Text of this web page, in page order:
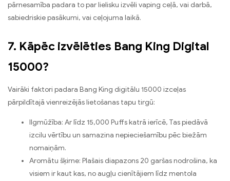
pārnesamība padara to par lielisku izvēli vaping ceļā, vai darbā,
sabiedriskie pasākumi, vai ceļojuma laikā.
7. Kāpēc izvēlēties Bang King Digital
15000?
Vairāki faktori padara Bang King digitālu 15000 izceļas
pārpildītajā vienreizējās lietošanas tapu tirgū:
Ilgmūžība: Ar līdz 15,000 Puffs katrā ierīcē, Tas piedāvā
izcilu vērtību un samazina nepieciešamību pēc biežām
nomaiņām.
Aromātu šķirne: Plašais diapazons 20 garšas nodrošina, ka
visiem ir kaut kas, no augļu cienītājiem līdz mentola